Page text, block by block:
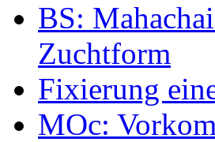
BS:
Zuchtform
Fixierung
MOc: